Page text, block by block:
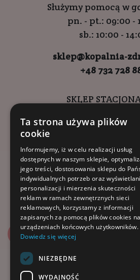
Służymy pomocą w
pn. - pt.: 09:00 -
sb.: 10:00 -
sklep@kopalnia-
+48 732 728
SKLEP
ul. Wadowicka 6,
Kompleks Buma
godziny
9:00 - 18:00
10:00 - 14:00
Zapisz się naNEWSLETTER
Zapisz się
Ta strona używa plików
cookie
Informujemy, iż w celu realizacji usług
dostępnych w naszym sklepie,
jego treści, dostosowania sklepu do
indywidualnych potrzeb oraz
personalizacji i mierzenia skuteczności
reklam w ramach zewnętrznych sieci
reklamowych, korzystamy z informacji
zapisanych za pomocą plików cookies na
urządzeniach końcowych użytkowników.
Dowiedz się więcej
NIEZBĘDNE
WYDAJNOŚĆ